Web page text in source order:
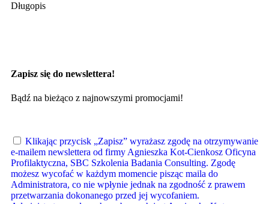
Długopis
Zapisz się do newslettera!
Bądź na bieżąco z najnowszymi promocjami!
Klikając przycisk „Zapisz” wyrażasz zgodę na otrzymywanie
e-mailem newslettera od firmy Agnieszka Kot-Cienkosz Oficyna
Profilaktyczna, SBC Szkolenia Badania Consulting. Zgodę
możesz wycofać w każdym momencie pisząc maila do
Administratora, co nie wpłynie jednak na zgodność z prawem
przetwarzania dokonanego przed jej wycofaniem.